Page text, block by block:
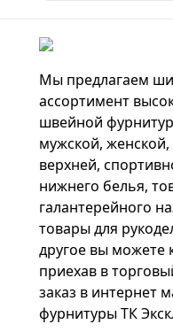
Мы предлагаем
ассортимент
швейной
мужской, женской,
верхней,
нижнего белья,
галантерейного
товары для
другое вы можете
приехав в
заказ в интернет
фурнитуры ТК